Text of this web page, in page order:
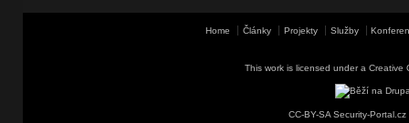
Home Články Projekty Služby
This work is licensed under a Creative
CC-BY-SA Security-